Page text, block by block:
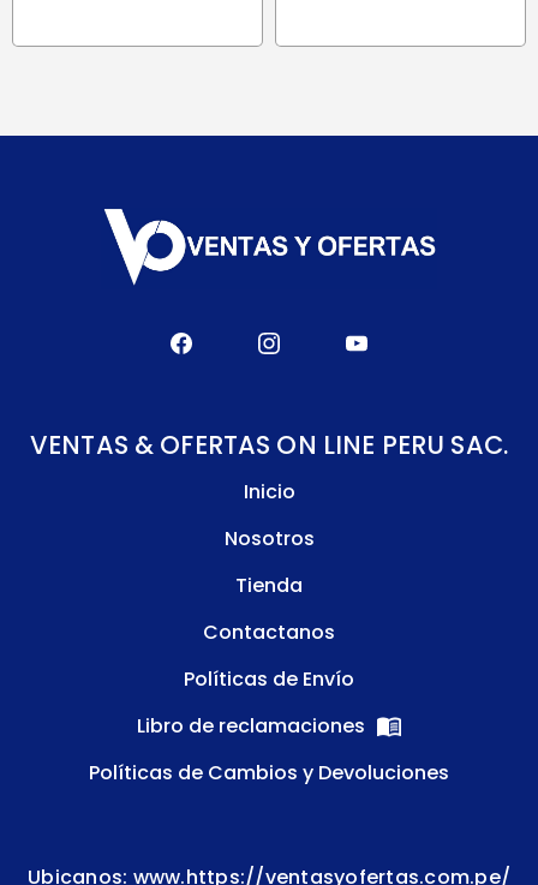
VENTAS & OFERTAS ON LINE PERU SAC.
Inicio
Nosotros
Tienda
Contactanos
Políticas de Envío
Libro de reclamaciones
Políticas de Cambios y Devoluciones
Ubicanos: www.https://ventasyofertas.com.pe/